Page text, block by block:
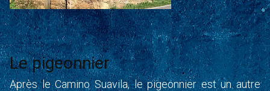
Le pigeonnier
Après le Camino Suavila, le pigeonnier est un autre